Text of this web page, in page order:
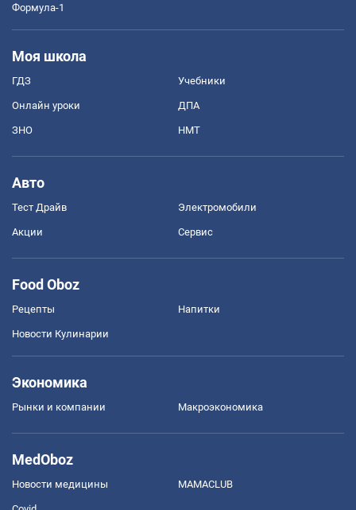
Формула-1
Моя школа
ГДЗ Учебники
Онлайн уроки ДПА
ЗНО НМТ
Авто
Тест Драйв Электромобили
Акции Сервис
Food Oboz
Рецепты Напитки
Новости Кулинарии
Экономика
Рынки и компании Mакроэкономика
MedOboz
Новости медицины MAMACLUB